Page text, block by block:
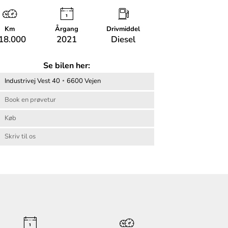
Km Årgang
2021
Drivmiddel
Diesel
Se bilen her:
Industrivej Vest 40 6600 Vejen
Book en prøvetur
Køb
Skriv til os